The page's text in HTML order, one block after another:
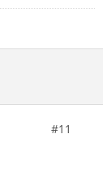
#11